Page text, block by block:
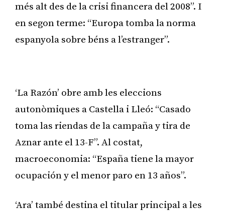
més alt des de la crisi financera del 2008”. I
en segon terme: “Europa tomba la norma
espanyola sobre béns a l’estranger”.
‘La Razón’ obre amb les eleccions
autonòmiques a Castella i Lleó: “Casado
toma las riendas de la campaña y tira de
Aznar ante el 13-F”. Al costat,
macroeconomia: “España tiene la mayor
ocupación y el menor paro en 13 años”.
‘Ara’ també destina el titular principal a les